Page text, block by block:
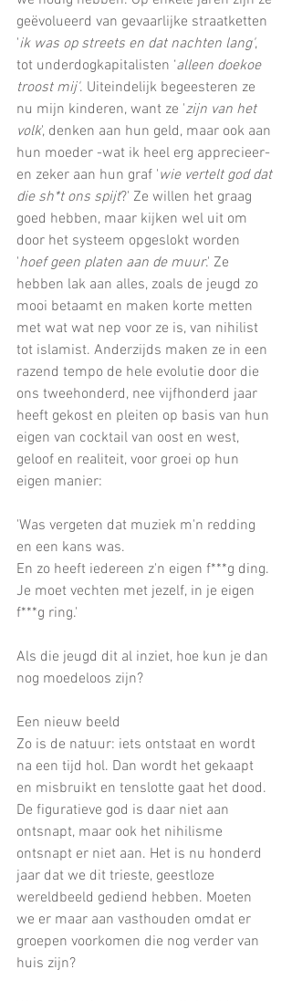
geëvolueerd van gevaarlijke straatketten
'ik was op streets en dat nachten lang',
tot underdogkapitalisten ‘alleen doekoe
troost mij'. Uiteindelijk begeesteren ze
nu mijn kinderen, want ze 'zijn van het
volk', denken aan hun geld, maar ook aan
hun moeder -wat ik heel erg apprecieer-
en zeker aan hun graf 'wie vertelt god dat
die sh*t ons spijt?' Ze willen het graag
goed hebben, maar kijken wel uit om
door het systeem opgeslokt worden
'hoef geen platen aan de muur.' Ze
hebben lak aan alles, zoals de jeugd zo
mooi betaamt en maken korte metten
met wat wat nep voor ze is, van nihilist
tot islamist. Anderzijds maken ze in een
razend tempo de hele evolutie door die
ons tweehonderd, nee vijfhonderd jaar
heeft gekost en pleiten op basis van hun
eigen van cocktail van oost en west,
geloof en realiteit, voor groei op hun
eigen manier:
'Was vergeten dat muziek m'n redding
en een kans was.
En zo heeft iedereen z'n eigen f***g ding.
Je moet vechten met jezelf, in je eigen
f***g ring.'
Als die jeugd dit al inziet, hoe kun je dan
nog moedeloos zijn?
Een nieuw beeld
Zo is de natuur: iets ontstaat en wordt
na een tijd hol. Dan wordt het gekaapt
en misbruikt en tenslotte gaat het dood.
De figuratieve god is daar niet aan
ontsnapt, maar ook het nihilisme
ontsnapt er niet aan. Het is nu honderd
jaar dat we dit trieste, geestloze
wereldbeeld gediend hebben. Moeten
we er maar aan vasthouden omdat er
groepen voorkomen die nog verder van
huis zijn?